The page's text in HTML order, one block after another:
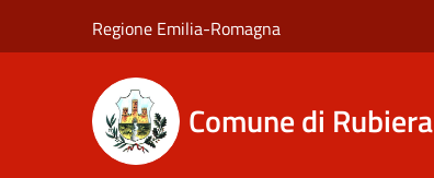
Regione Emilia-Romagna
Comune di Rubiera